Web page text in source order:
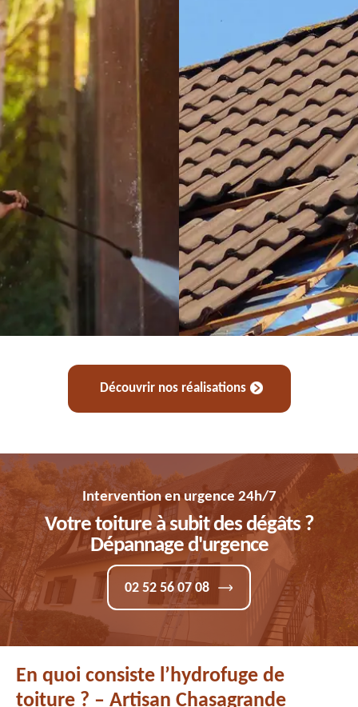
Découvrir nos réalisations
Intervention en urgence 24h/7
Votre toiture à subit des dégâts ?
Dépannage d'urgence
02 52 56 07 08
En quoi consiste l’hydrofuge de
toiture ? – Artisan Chasagrande